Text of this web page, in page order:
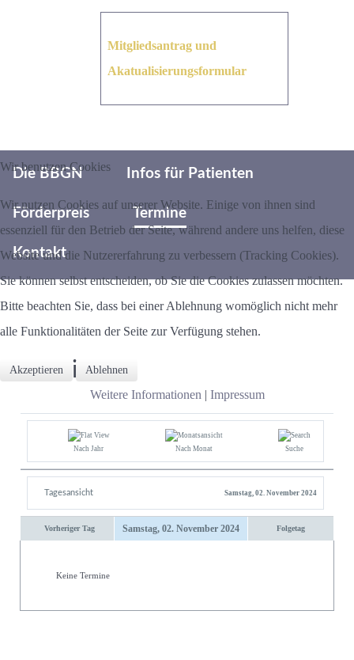
Mitgliedsantrag und
Akatualisierungsformular
Die BBGN Infos für Patienten
Förderpreis Termine
Kontakt
Termine
Nach Jahr Nach Monat Suche
Tagesansicht Samstag, 02. November 2024
Vorheriger Tag Samstag, 02. November 2024 Folgetag
Keine Termine
Wir benutzen Cookies
Wir nutzen Cookies auf unserer Website. Einige von ihnen sind
essenziell für den Betrieb der Seite, während andere uns helfen, diese
Website und die Nutzererfahrung zu verbessern (Tracking Cookies).
Sie können selbst entscheiden, ob Sie die Cookies zulassen möchten.
Bitte beachten Sie, dass bei einer Ablehnung womöglich nicht mehr
alle Funktionalitäten der Seite zur Verfügung stehen.
Akzeptieren Ablehnen
Weitere Informationen | Impressum